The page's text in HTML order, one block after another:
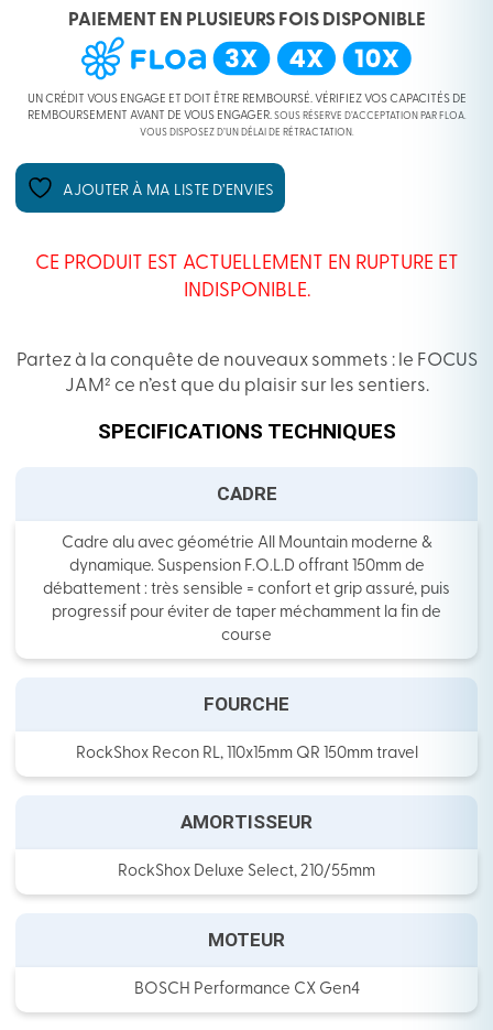
PAIEMENT EN PLUSIEURS FOIS DISPONIBLE
UN CRÉDIT VOUS ENGAGE ET DOIT ÊTRE REMBOURSÉ. VÉRIFIEZ VOS CAPACITÉS DE
REMBOURSEMENT AVANT DE VOUS ENGAGER. SOUS RÉSERVE D’ACCEPTATION PAR FLOA.
VOUS DISPOSEZ D’UN DÉLAI DE RÉTRACTATION.
AJOUTER À MA LISTE D’ENVIES
CE PRODUIT EST ACTUELLEMENT EN RUPTURE ET
INDISPONIBLE.
Partez à la conquête de nouveaux sommets : le FOCUS
JAM² ce n’est que du plaisir sur les sentiers.
SPECIFICATIONS TECHNIQUES
CADRE
Cadre alu avec géométrie All Mountain moderne &
dynamique. Suspension F.O.L.D offrant 150mm de
débattement : très sensible = confort et grip assuré, puis
progressif pour éviter de taper méchamment la fin de
course
FOURCHE
RockShox Recon RL, 110x15mm QR 150mm travel
AMORTISSEUR
RockShox Deluxe Select, 210/55mm
MOTEUR
BOSCH Performance CX Gen4